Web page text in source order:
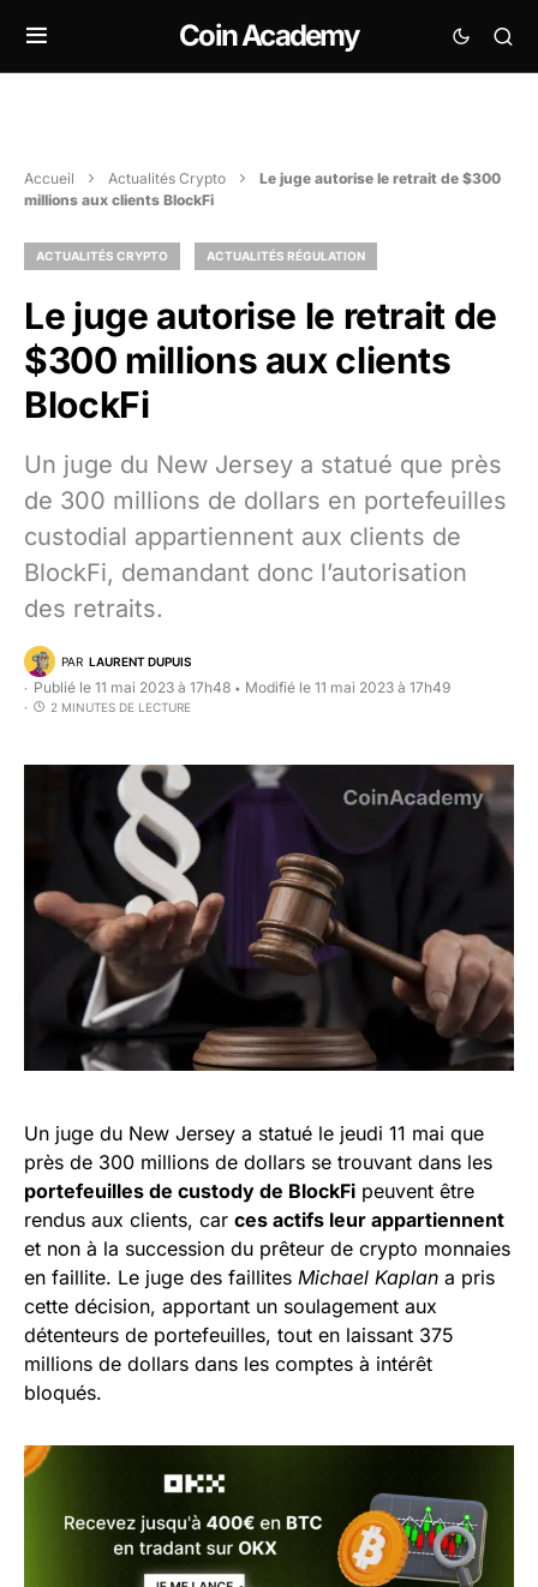
Coin Academy
Accueil Actualités Crypto
Le juge autorise le retrait de $300
millions aux clients BlockFi
ACTUALITÉS CRYPTO ACTUALITÉS RÉGULATION
Le juge autorise le retrait de
$300 millions aux clients
BlockFi
Un juge du New Jersey a statué que près
de 300 millions de dollars en portefeuilles
custodial appartiennent aux clients de
BlockFi, demandant donc l’autorisation
des retraits.
PAR LAURENT DUPUIS
Publié le 11 mai 2023 à 17h48 • Modifié le 11 mai 2023 à 17h49
2 MINUTES DE LECTURE
Un juge du New Jersey a statué le jeudi 11 mai que
près de 300 millions de dollars se trouvant dans les
portefeuilles de custody de BlockFi peuvent être
rendus aux clients, car ces actifs leur appartiennent
et non à la succession du prêteur de crypto monnaies
en faillite. Le juge des faillites Michael Kaplan a pris
cette décision, apportant un soulagement aux
détenteurs de portefeuilles, tout en laissant 375
millions de dollars dans les comptes à intérêt
bloqués.